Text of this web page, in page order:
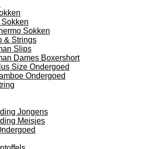
Sokken
& Strings
Slips
Dames Boxershort
Size Ondergoed
Ondergoed
Jongens
Meisjes